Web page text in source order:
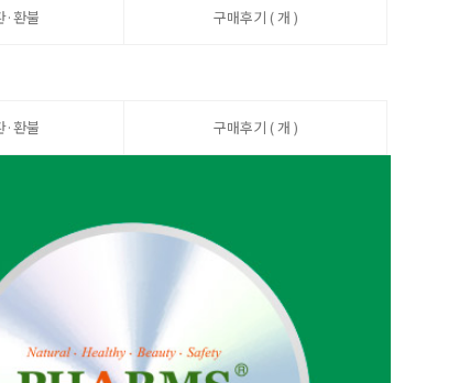
·환불 구매후기 ( 개 )
·환불 구매후기 ( 개 )